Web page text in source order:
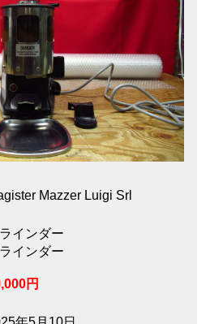
Mazzer Luigi Srl
インダー
インダー
円